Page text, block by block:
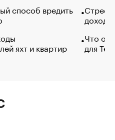
способ вредить
яхт и квартир
Что
для